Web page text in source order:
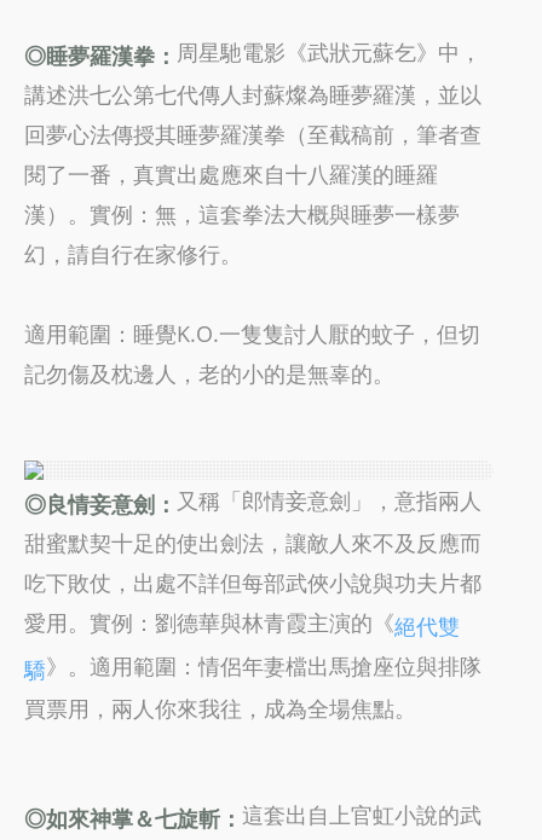
◎睡夢羅漢拳： 周星馳電影《武狀元蘇乞》中，
講述洪七公第七代傳人封蘇燦為睡夢羅漢，並以
回夢心法傳授其睡夢羅漢拳（至截稿前，筆者查
閱了一番，真實出處應來自十八羅漢的睡羅
漢）。實例：無，這套拳法大概與睡夢一樣夢
幻，請自行在家修行。
適用範圍：睡覺K.O.一隻隻討人厭的蚊子，但切
記勿傷及枕邊人，老的小的是無辜的。
◎良情妾意劍： 又稱「郎情妾意劍」，意指兩人
甜蜜默契十足的使出劍法，讓敵人來不及反應而
吃下敗仗，出處不詳但每部武俠小說與功夫片都
愛用。實例：劉德華與林青霞主演的《絕代雙
驕》。適用範圍：情侶年妻檔出馬搶座位與排隊
買票用，兩人你來我往，成為全場焦點。
◎如來神掌＆七旋斬： 這套出自上官虹小說的武